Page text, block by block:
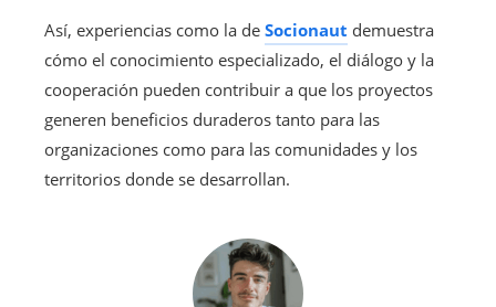
Así, experiencias como la de Socionaut demuestra
cómo el conocimiento especializado, el diálogo y la
cooperación pueden contribuir a que los proyectos
generen beneficios duraderos tanto para las
organizaciones como para las comunidades y los
territorios donde se desarrollan.